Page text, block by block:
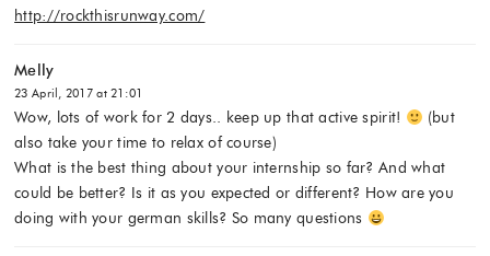
http://rockthisrunway.com/
Melly
23 April, 2017 at 21:01
Wow, lots of work for 2 days.. keep up that active spirit!
(but
also take your time to relax of course)
What is the best thing about your internship so far? And what
could be better? Is it as you expected or different? How are you
doing with your german skills? So many questions